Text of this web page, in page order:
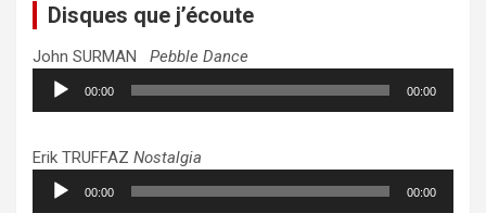
Disques que j’écoute
John SURMAN Pebble Dance
Lecteur
audio
00:00 00:00
Erik TRUFFAZ Nostalgia
Lecteur
audio
00:00 00:00